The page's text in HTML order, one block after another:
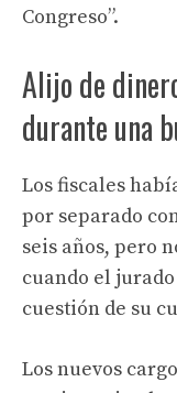
Congreso”.
Alijo de
durante una
Los fiscales
por separado
seis años, pero
cuando el
cuestión de su
Los nuevos